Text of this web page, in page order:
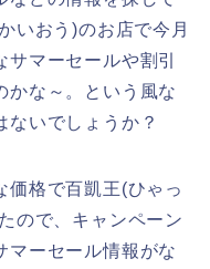
いおう)のお店で今月
マーセールや割引
かな～。という風な
ないでしょうか？
価格で百凱王(ひゃっ
ので、キャンペーン
マーセール情報がな